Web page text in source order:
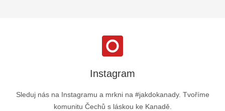
Instagram
Sleduj nás na Instagramu a mrkni na #jakdokanady. Tvoříme
komunitu Čechů s láskou ke Kanadě.